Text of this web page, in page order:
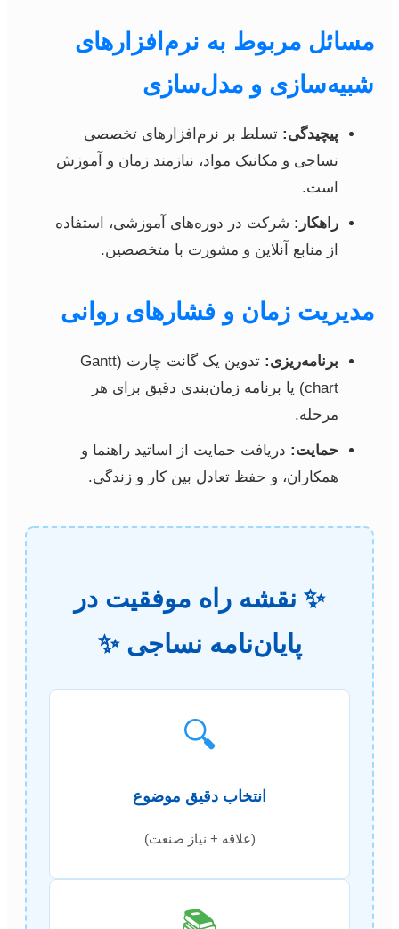
مسائل مربوط به نرم‌افزارهای
شبیه‌سازی و مدل‌سازی
پیچیدگی: تسلط بر نرم‌افزارهای تخصصی
نساجی و مکانیک مواد، نیازمند زمان و آموزش
است.
راهکار: شرکت در دوره‌های آموزشی، استفاده
از منابع آنلاین و مشورت با متخصصین.
مدیریت زمان و فشارهای روانی
برنامه‌ریزی:
تدوین یک گانت چارت (Gantt
chart) یا برنامه زمان‌بندی دقیق برای هر
مرحله.
حمایت: دریافت حمایت از اساتید راهنما و
همکاران، و حفظ تعادل بین کار و زندگی.
✨ نقشه راه موفقیت در
پایان‌نامه نساجی ✨
🔍
انتخاب دقیق موضوع
(علاقه + نیاز صنعت)